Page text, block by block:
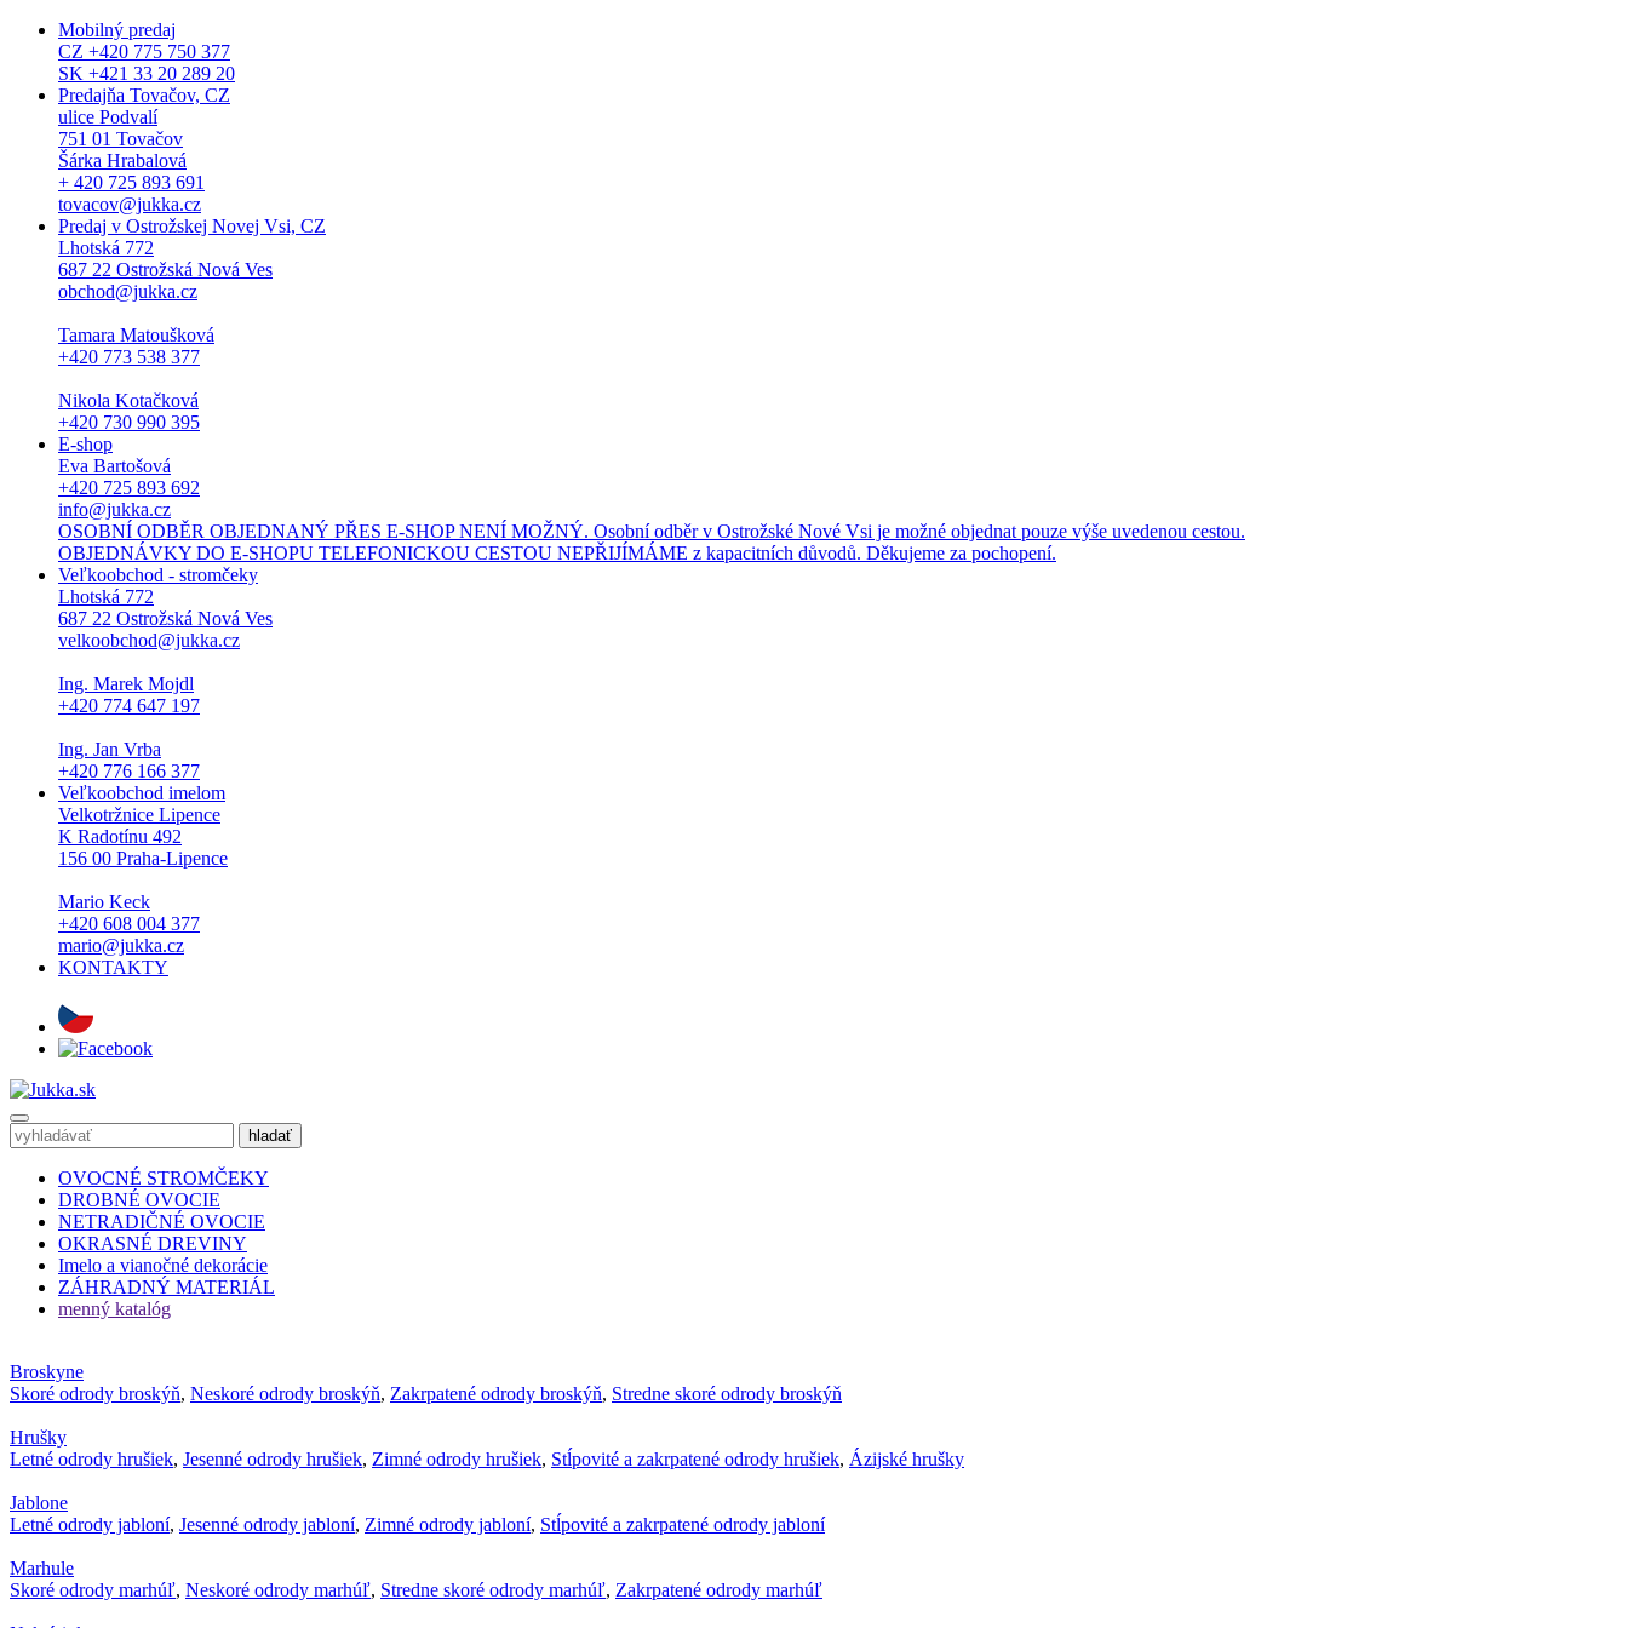
Mobilný predaj
CZ +420 775 750 377
SK +421 33 20 289 20
Predajňa Tovačov, CZ
ulice Podvalí
751 01 Tovačov
Šárka Hrabalová
+ 420 725 893 691
tovacov@jukka.cz
Predaj v Ostrožskej Novej Vsi, CZ
Lhotská 772
687 22 Ostrožská Nová Ves
obchod@jukka.cz
Tamara Matoušková
+420 773 538 377
Nikola Kotačková
+420 730 990 395
E-shop
Eva Bartošová
+420 725 893 692
info@jukka.cz
OSOBNÍ ODBĚR OBJEDNANÝ PŘES E-SHOP NENÍ MOŽNÝ. Osobní odběr v Ostrožské Nové Vsi je možné objednat pouze výše uvedenou cestou.
OBJEDNÁVKY DO E-SHOPU TELEFONICKOU CESTOU NEPŘIJÍMÁME z kapacitních důvodů. Děkujeme za pochopení.
Veľkoobchod - stromčeky
Lhotská 772
687 22 Ostrožská Nová Ves
velkoobchod@jukka.cz
Ing. Marek Mojdl
+420 774 647 197
Ing. Jan Vrba
+420 776 166 377
Veľkoobchod imelom
Velkotržnice Lipence
K Radotínu 492
156 00 Praha-Lipence
Mario Keck
+420 608 004 377
mario@jukka.cz
KONTAKTY
OVOCNÉ STROMČEKY
DROBNÉ OVOCIE
NETRADIČNÉ OVOCIE
OKRASNÉ DREVINY
Imelo a vianočné dekorácie
ZÁHRADNÝ MATERIÁL
menný katalóg
Broskyne
Skoré odrody broskýň, Neskoré odrody broskýň, Zakrpatené odrody broskýň, Stredne skoré odrody broskýň
Hrušky
Letné odrody hrušiek, Jesenné odrody hrušiek, Zimné odrody hrušiek, Stĺpovité a zakrpatené odrody hrušiek, Ázijské hrušky
Jablone
Letné odrody jabloní, Jesenné odrody jabloní, Zimné odrody jabloní, Stĺpovité a zakrpatené odrody jabloní
Marhule
Skoré odrody marhúľ, Neskoré odrody marhúľ, Stredne skoré odrody marhúľ, Zakrpatené odrody marhúľ